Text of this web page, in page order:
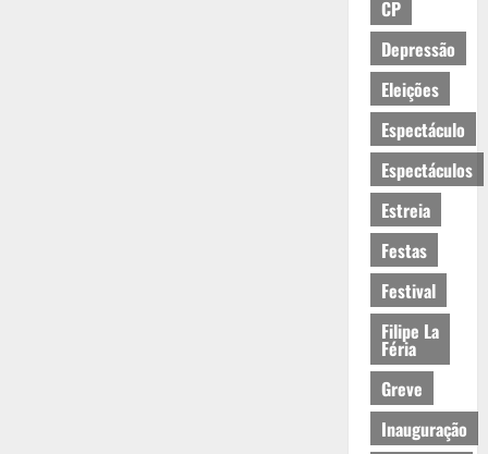
CP
Depressão
Eleições
Espectáculo
Espectáculos
Estreia
Festas
Festival
Filipe La
Féria
Greve
Inauguração